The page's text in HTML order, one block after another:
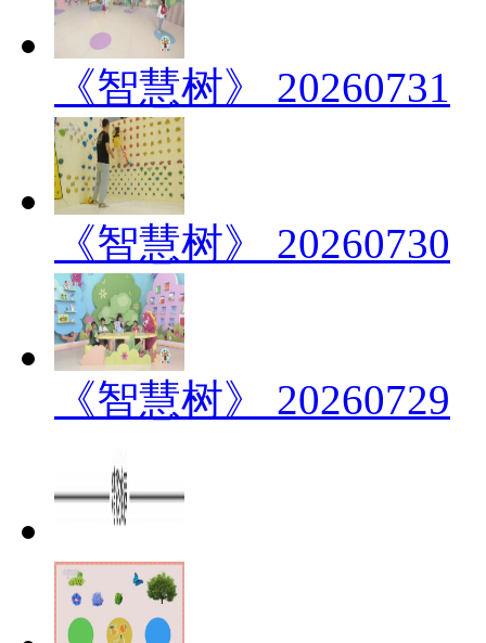
《智慧树》 20260731
《智慧树》 20260730
《智慧树》 20260729